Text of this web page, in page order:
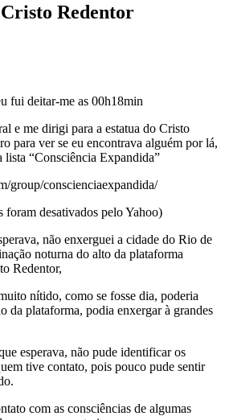
Redentor
fui deitar-me as 00h18min
e me dirigi para a estatua do Cristo
para ver se eu encontrava alguém por lá,
“Consciência Expandida”
group/conscienciaexpandida/
foram desativados pelo Yahoo)
não enxerguei a cidade do Rio de
noturna do alto da plataforma
Redentor,
nítido, como se fosse dia, poderia
da plataforma, podia enxergar à grandes
esperava, não pude identificar os
tive contato, pois pouco pude sentir
com as consciências de algumas